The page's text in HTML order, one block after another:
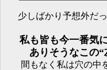
少しばかり予想外だ
私も皆も今一番気
ありそうなこの“
間もなく私は穴の中